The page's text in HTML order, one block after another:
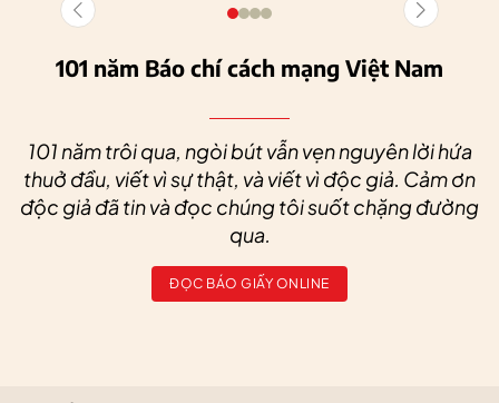
101 năm Báo chí cách mạng Việt Nam
101 năm trôi qua, ngòi bút vẫn vẹn nguyên lời hứa
thuở đầu, viết vì sự thật, và viết vì độc giả. Cảm ơn
độc giả đã tin và đọc chúng tôi suốt chặng đường
qua.
ĐỌC BÁO GIẤY ONLINE